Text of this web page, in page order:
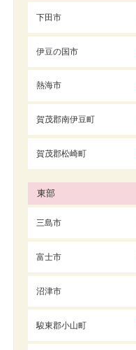
下田市
伊豆の国市
熱海市
賀茂郡南伊豆町
賀茂郡松崎町
東部
三島市
富士市
沼津市
駿東郡小山町